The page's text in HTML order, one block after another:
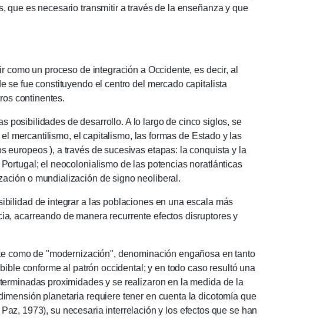
que es necesario transmitir a través de la enseñanza y que
un proceso de integración a Occidente, es decir, al
se fue constituyendo el centro del mercado capitalista
continentes.
posibilidades de desarrollo. A lo largo de cinco siglos, se
mercantilismo, el capitalismo, las formas de Estado y las
europeos ), a través de sucesivas etapas: la conquista y la
Portugal;el neocolonialismo de las potencias noratlánticas
o mundialización de signo neoliberal.
de integrar a las poblaciones en una escala más
acarreando de manera recurrente efectos disruptores y
de "modernización", denominación engañosa en tanto
conforme al patrón occidental;y en todo caso resultó una
proximidades y se realizaron en la medida de la
planetaria requiere tener en cuenta la dicotomía que
1973), su necesaria interrelación y los efectos que se han